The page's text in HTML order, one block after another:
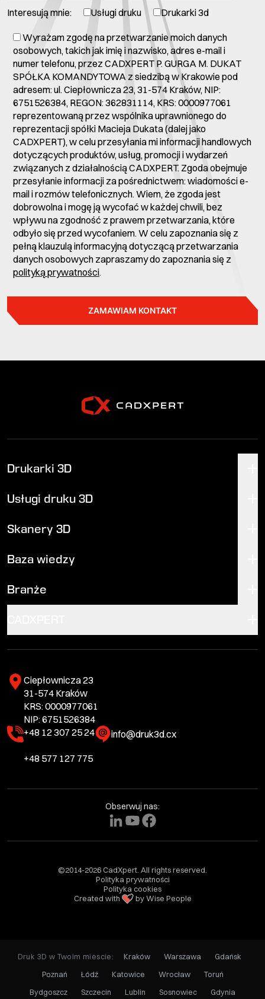
Interesują mnie: Usługi druku Drukarki 3d
Wyrażam zgodę na przetwarzanie moich danych
osobowych, takich jak imię i nazwisko, adres e-mail i
numer telefonu, przez CADXPERT P. GURGA M. DUKAT
SPÓŁKA KOMANDYTOWA z siedzibą w Krakowie pod
adresem: ul. Ciepłownicza 23, 31-574 Kraków, NIP:
6751526384, REGON: 362831114, KRS: 0000977061
reprezentowaną przez wspólnika uprawnionego do
reprezentacji spółki Macieja Dukata (dalej jako
CADXPERT), w celu przesyłania mi informacji handlowych
dotyczących produktów, usług, promocji i wydarzeń
związanych z działalnością CADXPERT. Zgoda obejmuje
przesyłanie informacji za pośrednictwem: wiadomości e-
mail i rozmów telefonicznych. Wiem, że zgoda jest
dobrowolna i mogę ją wycofać w każdej chwili, bez
wpływu na zgodność z prawem przetwarzania, które
odbyło się przed wycofaniem. W celu zapoznania się z
pełną klauzulą informacyjną dotyczącą przetwarzania
danych osobowych zapraszamy do zapoznania się z
polityką prywatności.
ZAMAWIAM KONTAKT
Drukarki 3D
Usługi druku 3D
Skanery 3D
Baza wiedzy
Branże
Ciepłownicza 23
31-574 Kraków
KRS: 0000977061
NIP: 6751526384
+48 12 307 25 24
+48 577 127 775
info@druk3d.cx
Obserwuj nas:
©2014-2026 CadXpert. All rights reserved.
Polityka prywatności
Polityka cookies
Created with
by Wise People
Druk 3D w Twoim miescie: Kraków Warszawa
Gdańsk
Poznań
Łódź Katowice Wrocław
Toruń
Bydgoszcz
Szczecin Lublin Sosnowiec Gdynia